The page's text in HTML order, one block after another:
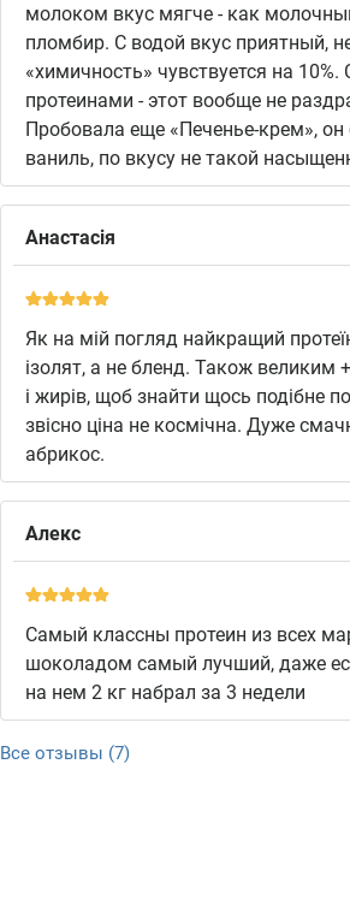
молоком вкус мягче - как
пломбир. С водой вкус приятный,
«химичность» чувствуется на
протеинами - этот вообще не
Пробовала еще «Печенье-крем»,
ваниль, по вкусу не такой
Анастасія
Як на мій погляд найкращий
ізолят, а не бленд. Також великим
і жирів, щоб знайти щось подібне
звісно ціна не космічна. Дуже
абрикос.
Алекс
Самый классны протеин из всех
шоколадом самый лучший, даже
на нем 2 кг набрал за 3 недели
Все отзывы (7)